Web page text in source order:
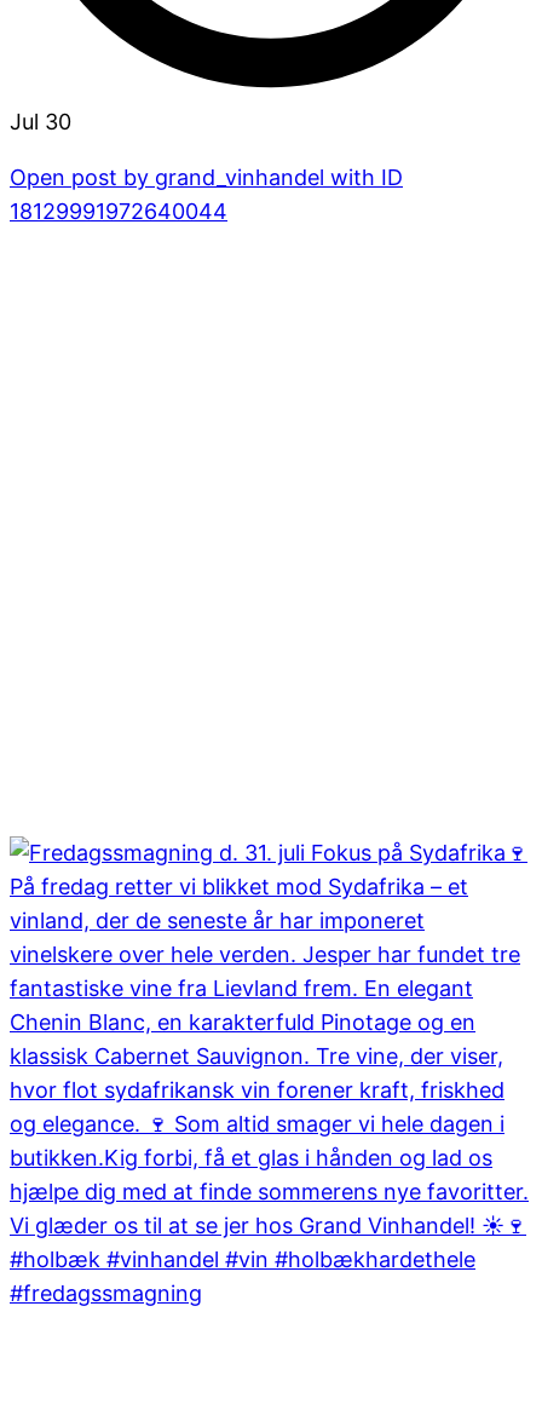
Jul 30
Open post by grand_vinhandel with ID
18129991972640044